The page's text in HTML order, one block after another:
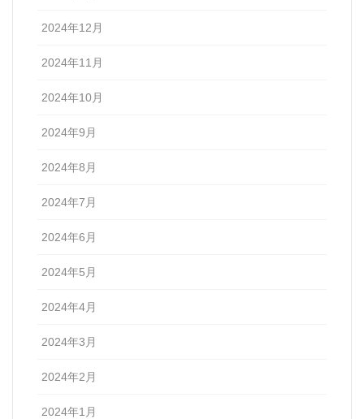
2024年12月
2024年11月
2024年10月
2024年9月
2024年8月
2024年7月
2024年6月
2024年5月
2024年4月
2024年3月
2024年2月
2024年1月